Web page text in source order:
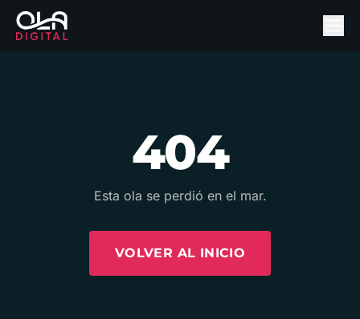
404
Esta ola se perdió en el mar.
VOLVER AL INICIO